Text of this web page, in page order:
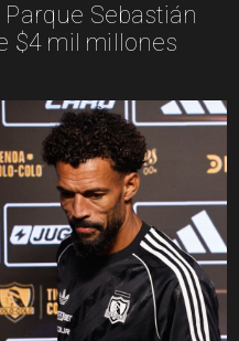
Sebastián
$4 mil millones